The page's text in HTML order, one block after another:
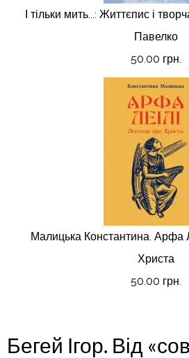
І тільки мить...: Життєпис і
Павелко
50.00 грн.
Малицька Константина. Арфа
Христа
50.00 грн.
Бегей Ігор. Від